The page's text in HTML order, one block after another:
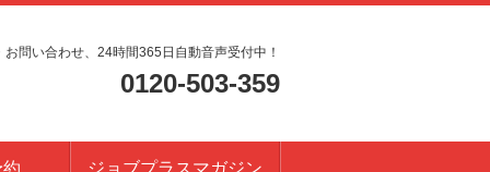
お問い合わせ、24時間365日自動音声受付中！
0120-503-359
ジョブプラスマガジン